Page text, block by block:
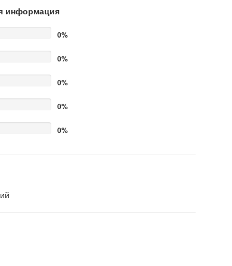
информация
0%
0%
0%
0%
0%